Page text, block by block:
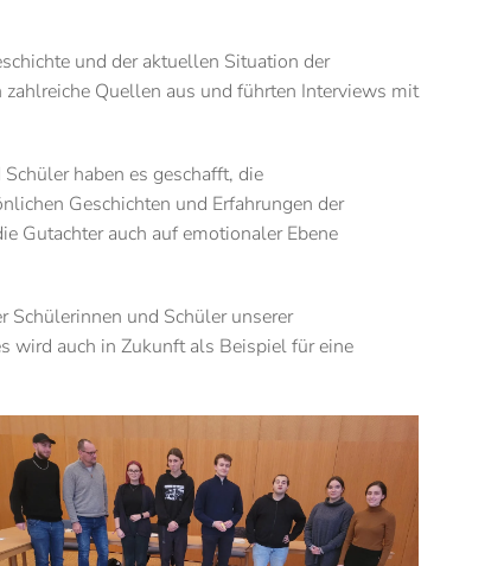
und der aktuellen Situation der
Quellen aus und führten Interviews mit
haben es geschafft, die
Geschichten und Erfahrungen der
Gutachter auch auf emotionaler Ebene
und Schüler unserer
wird auch in Zukunft als Beispiel für eine